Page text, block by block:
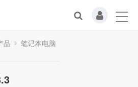
品 笔记本电脑